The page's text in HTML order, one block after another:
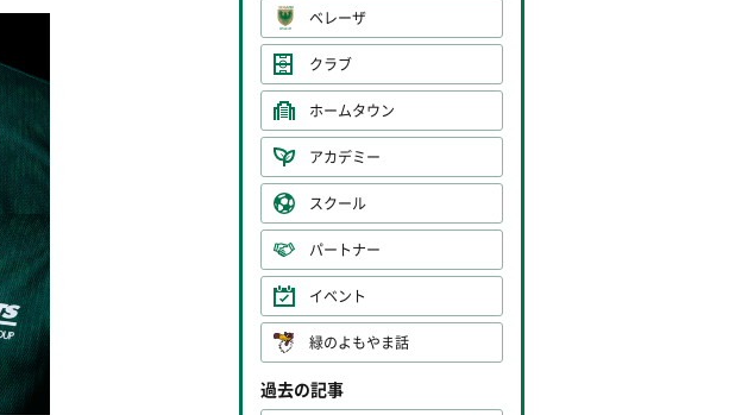
ベレーザ
クラブ
ホームタウン
アカデミー
スクール
パートナー
イベント
緑のよもやま話
過去の記事